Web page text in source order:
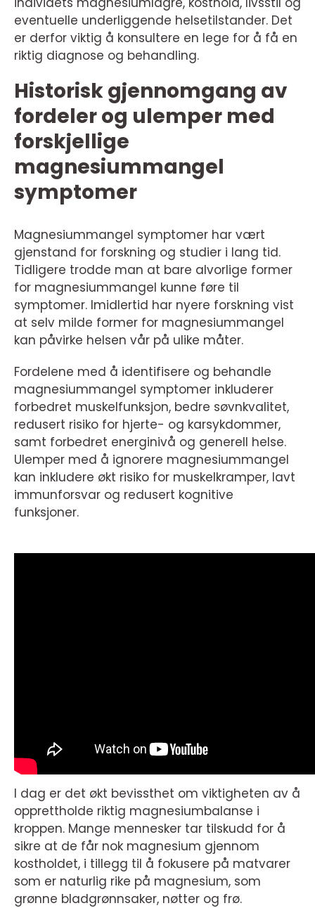
eventuelle underliggende helsetilstander. Det
er derfor viktig å konsultere en lege for å få en
riktig diagnose og behandling.
Historisk gjennomgang av
fordeler og ulemper med
forskjellige
magnesiummangel
symptomer
Magnesiummangel symptomer har vært
gjenstand for forskning og studier i lang tid.
Tidligere trodde man at bare alvorlige former
for magnesiummangel kunne føre til
symptomer. Imidlertid har nyere forskning vist
at selv milde former for magnesiummangel
kan påvirke helsen vår på ulike måter.
Fordelene med å identifisere og behandle
magnesiummangel symptomer inkluderer
forbedret muskelfunksjon, bedre søvnkvalitet,
redusert risiko for hjerte- og karsykdommer,
samt forbedret energinivå og generell helse.
Ulemper med å ignorere magnesiummangel
kan inkludere økt risiko for muskelkramper, lavt
immunforsvar og redusert kognitive
funksjoner.
I dag er det økt bevissthet om viktigheten av å
opprettholde riktig magnesiumbalanse i
kroppen. Mange mennesker tar tilskudd for å
sikre at de får nok magnesium gjennom
kostholdet, i tillegg til å fokusere på matvarer
som er naturlig rike på magnesium, som
grønne bladgrønnsaker, nøtter og frø.